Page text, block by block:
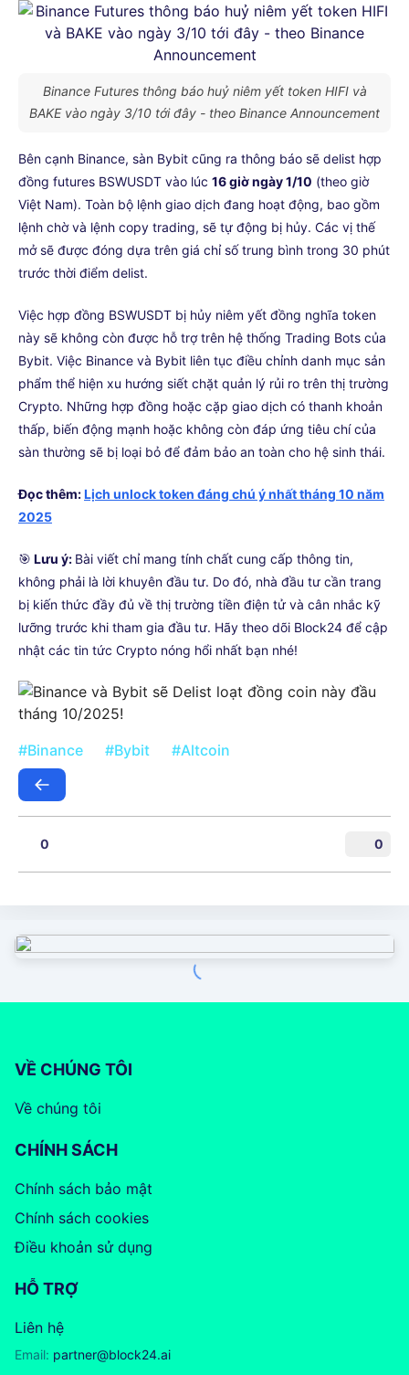
Binance Futures thông báo huỷ niêm yết token HIFI và
BAKE vào ngày 3/10 tới đây - theo Binance Announcement
Bên cạnh Binance, sàn Bybit cũng ra thông báo sẽ delist hợp
đồng futures BSWUSDT vào lúc 16 giờ ngày 1/10 (theo giờ
Việt Nam). Toàn bộ lệnh giao dịch đang hoạt động, bao gồm
lệnh chờ và lệnh copy trading, sẽ tự động bị hủy. Các vị thế
mở sẽ được đóng dựa trên giá chỉ số trung bình trong 30 phút
trước thời điểm delist.
Việc hợp đồng BSWUSDT bị hủy niêm yết đồng nghĩa token
này sẽ không còn được hỗ trợ trên hệ thống Trading Bots của
Bybit. Việc Binance và Bybit liên tục điều chỉnh danh mục sản
phẩm thể hiện xu hướng siết chặt quản lý rủi ro trên thị trường
Crypto. Những hợp đồng hoặc cặp giao dịch có thanh khoản
thấp, biến động mạnh hoặc không còn đáp ứng tiêu chí của
sàn thường sẽ bị loại bỏ để đảm bảo an toàn cho hệ sinh thái.
Đọc thêm:Lịch unlock token đáng chú ý nhất tháng 10 năm
2025
🎯 Lưu ý: Bài viết chỉ mang tính chất cung cấp thông tin,
không phải là lời khuyên đầu tư. Do đó, nhà đầu tư cần trang
bị kiến thức đầy đủ về thị trường tiền điện tử và cân nhắc kỹ
lưỡng trước khi tham gia đầu tư. Hãy theo dõi Block24 để cập
nhật các tin tức Crypto nóng hổi nhất bạn nhé!
#Binance #Bybit #Altcoin
0 0
VỀ CHÚNG TÔI
Về chúng tôi
CHÍNH SÁCH
Chính sách bảo mật
Chính sách cookies
Điều khoản sử dụng
HỖ TRỢ
Liên hệ
Email: partner@block24.ai